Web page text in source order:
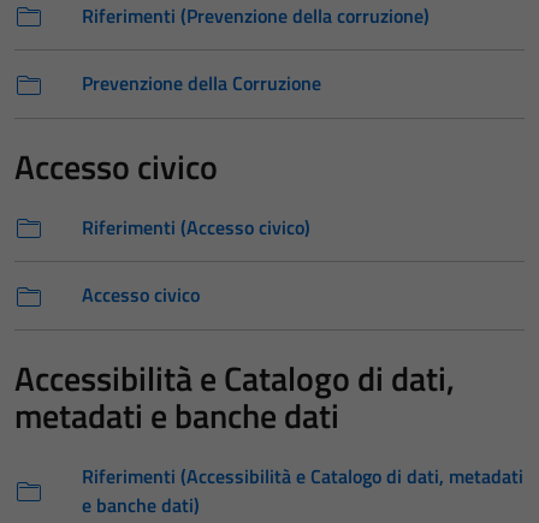
Riferimenti (Prevenzione della corruzione)
Prevenzione della Corruzione
Accesso civico
Riferimenti (Accesso civico)
Accesso civico
Accessibilità e Catalogo di dati,
metadati e banche dati
Riferimenti (Accessibilità e Catalogo di dati, metadati
e banche dati)